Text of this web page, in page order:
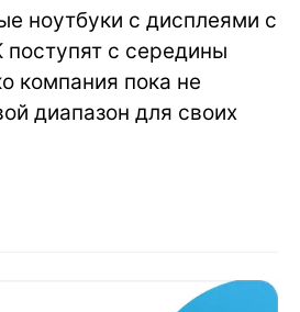
ноутбуки с дисплеями с
с середины
компания пока не
диапазон для своих